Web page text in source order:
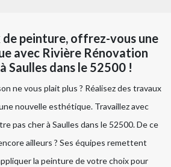
peinture, offrez-vous une
avec Rivière Rénovation
Saulles dans le 52500 !
ne vous plait plus ? Réalisez des travaux
nouvelle esthétique. Travaillez avec
pas cher à Saulles dans le 52500. De ce
ailleurs ? Ses équipes remettent
la peinture de votre choix pour